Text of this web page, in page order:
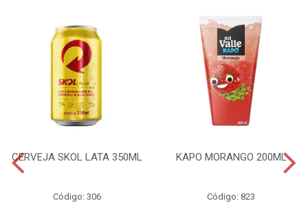
CERVEJA SKOL LATA 350ML
Código: 306
KAPO MORANGO 200ML
Código: 823